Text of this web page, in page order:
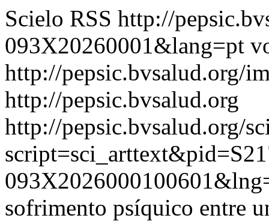
Scielo RSS http://
093X20260001&lang=pt
http://pepsic.bvsalud.org/
http://pepsic.bvsalud.org
http://pepsic.bvsalud.org/
sofrimento psíquico entre